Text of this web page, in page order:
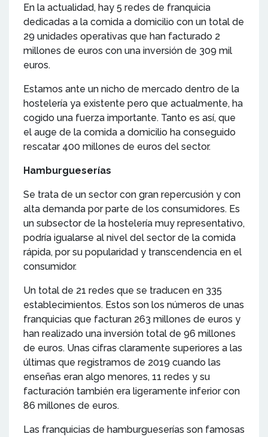
En la actualidad, hay 5 redes de franquicia
dedicadas a la comida a domicilio con un total de
29 unidades operativas que han facturado 2
millones de euros con una inversión de 309 mil
euros.
Estamos ante un nicho de mercado dentro de la
hostelería ya existente pero que actualmente, ha
cogido una fuerza importante. Tanto es así, que
el auge de la comida a domicilio ha conseguido
rescatar 400 millones de euros del sector.
Hamburgueserías
Se trata de un sector con gran repercusión y con
alta demanda por parte de los consumidores. Es
un subsector de la hostelería muy representativo,
podría igualarse al nivel del sector de la comida
rápida, por su popularidad y transcendencia en el
consumidor.
Un total de 21 redes que se traducen en 335
establecimientos. Estos son los números de unas
franquicias que facturan 263 millones de euros y
han realizado una inversión total de 96 millones
de euros. Unas cifras claramente superiores a las
últimas que registramos de 2019 cuando las
enseñas eran algo menores, 11 redes y su
facturación también era ligeramente inferior con
86 millones de euros.
Las franquicias de hamburgueserías son famosas